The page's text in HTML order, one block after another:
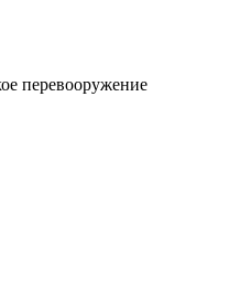
перевооружение